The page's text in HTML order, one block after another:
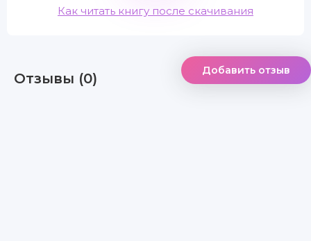
Как читать книгу после скачивания
Отзывы (0) Добавить отзыв